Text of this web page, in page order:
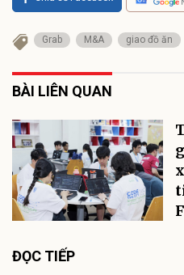
Grab M&A giao đồ ăn
BÀI LIÊN QUAN
ĐỌC TIẾP